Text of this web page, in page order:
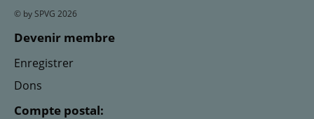
© by SPVG 2026
Devenir membre
Enregistrer
Dons
Compte postal: